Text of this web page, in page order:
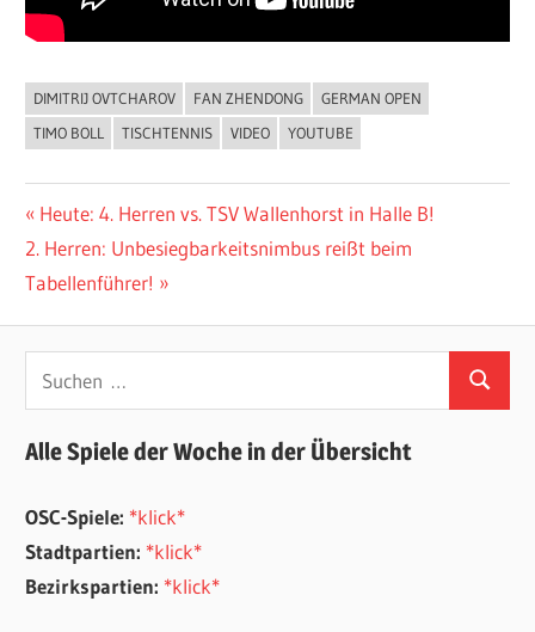
ALLGEMEIN
DIMITRIJ OVTCHAROV FAN ZHENDONG
GERMAN OPEN
TIMO BOLL
TISCHTENNIS VIDEO YOUTUBE
Beitragsnavigation
Vorheriger
Beitrag:
Heute: 4. Herren vs. TSV Wallenhorst in Halle B!
Nächster
Beitrag:
2. Herren: Unbesiegbarkeitsnimbus reißt beim
Tabellenführer!
Suchen
Alle Spiele der Woche in der Übersicht
OSC-Spiele: *klick*
Stadtpartien: *klick*
Bezirkspartien: *klick*